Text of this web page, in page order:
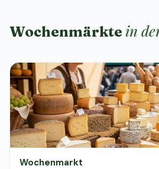
Wochenmärkte in
Wochenmarkt